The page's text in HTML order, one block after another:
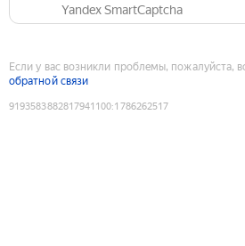
Yandex SmartCaptcha
Если у вас возникли проблемы, пожалуйста,
обратной связи
9193583882817941100:1786262517